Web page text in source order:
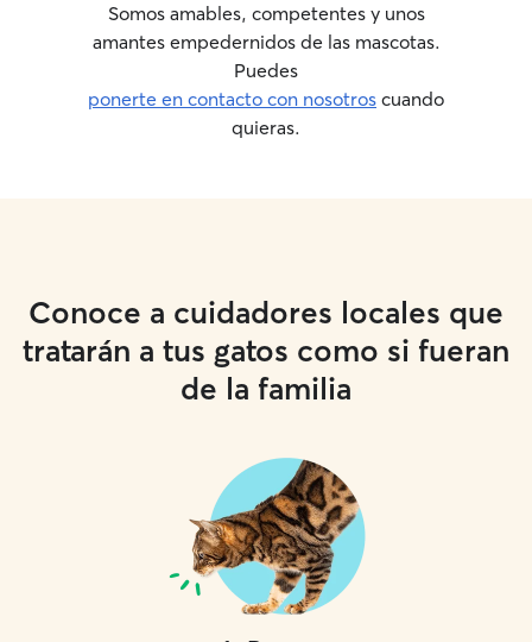
Somos amables, competentes y unos
amantes empedernidos de las mascotas.
Puedes
ponerte en contacto con nosotros cuando
quieras.
Conoce a cuidadores locales que
tratarán a tus gatos como si fueran
de la familia